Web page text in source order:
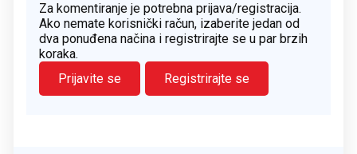
Za komentiranje je potrebna prijava/registracija.
Ako nemate korisnički račun, izaberite jedan od
dva ponuđena načina i registrirajte se u par brzih
koraka.
Prijavite se
Registrirajte se